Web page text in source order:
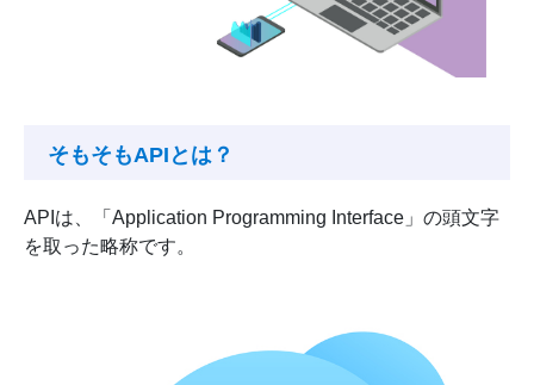
そもそもAPIとは？
APIは、「Application Programming Interface」の頭文字
を取った略称です。